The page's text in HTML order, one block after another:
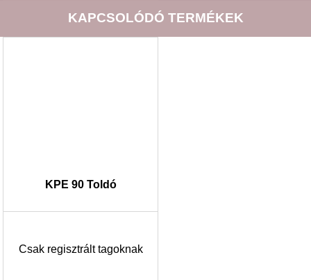
KAPCSOLÓDÓ TERMÉKEK
KPE 90 Toldó
Csak regisztrált tagoknak